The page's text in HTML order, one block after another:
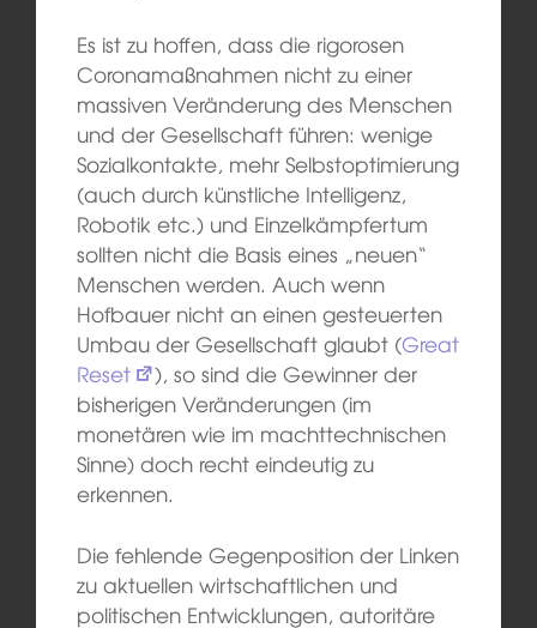
Es ist zu hoffen, dass die rigorosen
Coronamaßnahmen nicht zu einer
massiven Veränderung des Menschen
und der Gesellschaft führen: wenige
Sozialkontakte, mehr Selbstoptimierung
(auch durch künstliche Intelligenz,
Robotik etc.) und Einzelkämpfertum
sollten nicht die Basis eines „neuen“
Menschen werden. Auch wenn
Hofbauer nicht an einen gesteuerten
Umbau der Gesellschaft glaubt (Great
Reset
), so sind die Gewinner der
bisherigen Veränderungen (im
monetären wie im machttechnischen
Sinne) doch recht eindeutig zu
erkennen.
Die fehlende Gegenposition der Linken
zu aktuellen wirtschaftlichen und
politischen Entwicklungen, autoritäre